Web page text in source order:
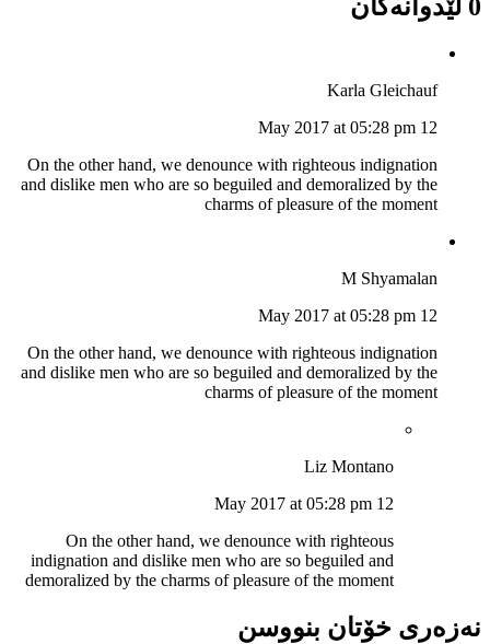
0 لێدوانەکان
Karla Gleichauf
12 May 2017 at 05:28 pm
On the other hand, we denounce with righteous indignation
and dislike men who are so beguiled and demoralized by the
charms of pleasure of the moment
M Shyamalan
12 May 2017 at 05:28 pm
On the other hand, we denounce with righteous indignation
and dislike men who are so beguiled and demoralized by the
charms of pleasure of the moment
Liz Montano
12 May 2017 at 05:28 pm
On the other hand, we denounce with righteous
indignation and dislike men who are so beguiled and
demoralized by the charms of pleasure of the moment
نەزەری خۆتان بنووسن